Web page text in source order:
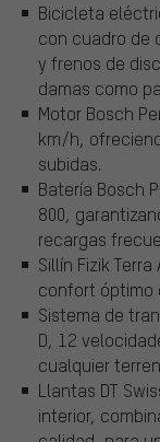
Bicicleta
con cuadro de
y frenos de
damas como
Motor Bosch
km/h,
subidas.
Batería Bosch
800,
recargas
Sillín Fizik
confort óptimo
Sistema de
D, 12
cualquier
Llantas DT
interior,